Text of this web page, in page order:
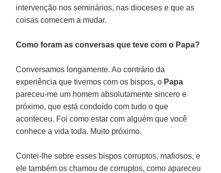
intervenção nos seminários, nas dioceses e que as
coisas comecem a mudar.
Como foram as conversas que teve com o Papa?
Conversamos longamente. Ao contrário da
experiência que tivemos com os bispos, o Papa
pareceu-me um homem absolutamente sincero e
próximo, que está condoído com tudo o que
aconteceu. Foi como estar com alguém que você
conhece a vida toda. Muito próximo.
Contei-lhe sobre esses bispos corruptos, mafiosos, e
ele também os chamou de corruptos, como apareceu